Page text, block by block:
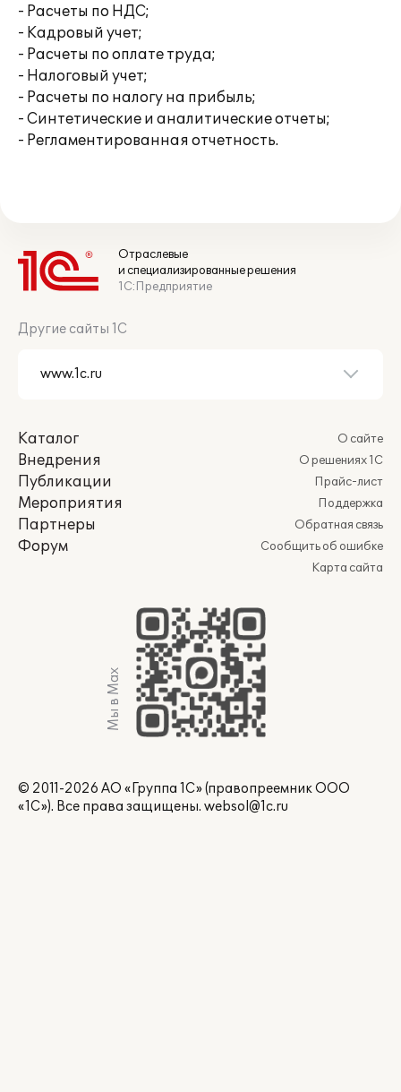
- Расчеты по НДС;
- Кадровый учет;
- Расчеты по оплате труда;
- Налоговый учет;
- Расчеты по налогу на прибыль;
- Синтетические и аналитические отчеты;
- Регламентированная отчетность.
Отраслевые
и специализированные решения
1С:Предприятие
Другие сайты 1С
Каталог
Внедрения
Публикации
Мероприятия
Партнеры
Форум
О сайте
О решениях 1С
Прайс-лист
Поддержка
Обратная связь
Сообщить об ошибке
Карта сайта
Мы в Max
© 2011-2026 АО «Группа 1С» (правопреемник ООО
«1С»). Все права защищены. websol@1c.ru